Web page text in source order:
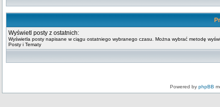
Wyświetl posty z ostatnich:
Wyświetla posty napisane w ciągu ostatniego wybranego czasu. Można wybrać metodę
Posty i Tematy
Powered by phpBB